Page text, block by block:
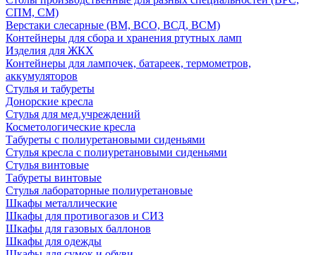
СПМ, СМ)
Верстаки слесарные (ВМ, ВСО, ВСД, ВСМ)
Контейнеры для сбора и хранения ртутных ламп
Изделия для ЖКХ
Контейнеры для лампочек, батареек, термометров,
аккумуляторов
Стулья и табуреты
Донорские кресла
Стулья для мед.учреждений
Косметологические кресла
Табуреты с полиуретановыми сиденьями
Стулья кресла с полиуретановыми сиденьями
Стулья винтовые
Табуреты винтовые
Стулья лабораторные полиуретановые
Шкафы металлические
Шкафы для противогазов и СИЗ
Шкафы для газовых баллонов
Шкафы для одежды